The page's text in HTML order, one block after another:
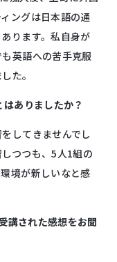
ングは日本語の通
ります。私自身が
英語への苦手克服
た。
ありましたか？
してきませんでし
つつも、5人1組の
境が新しいなと感
講された感想をお聞